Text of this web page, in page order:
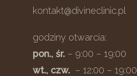
kontakt@divineclinic.pl
godziny otwarcia:
pon., śr. – 9:00 – 19:00
wt., czw. – 12:00 – 19:00